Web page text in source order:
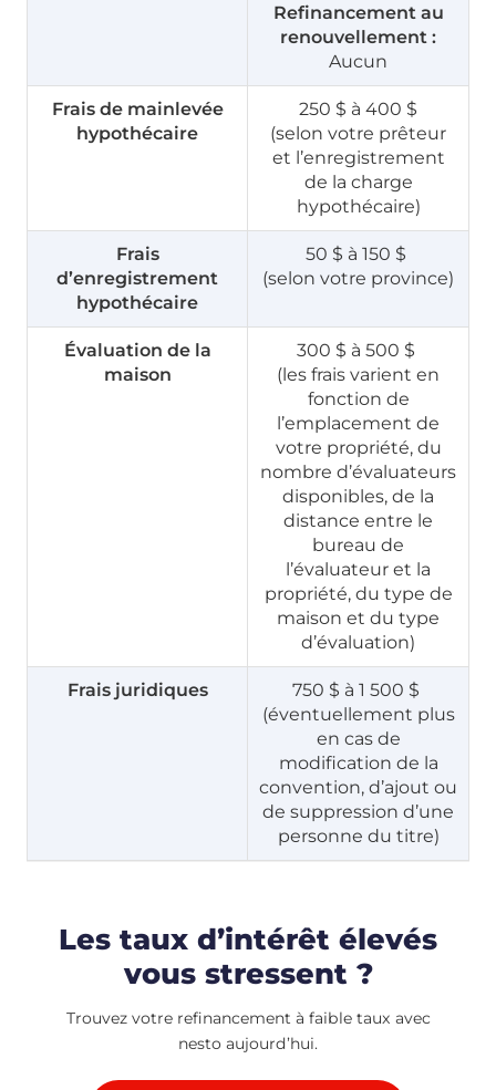
Refinancement au
renouvellement :
Aucun
Frais de mainlevée
hypothécaire
250 $ à 400 $
(selon votre prêteur
et l’enregistrement
de la charge
hypothécaire)
Frais
d’enregistrement
hypothécaire
50 $ à 150 $
(selon votre province)
Évaluation de la
maison
300 $ à 500 $
(les frais varient en
fonction de
l’emplacement de
votre propriété, du
nombre d’évaluateurs
disponibles, de la
distance entre le
bureau de
l’évaluateur et la
propriété, du type de
maison et du type
d’évaluation)
Frais juridiques
750 $ à 1 500 $
(éventuellement plus
en cas de
modification de la
convention, d’ajout ou
de suppression d’une
personne du titre)
Les taux d’intérêt élevés
vous stressent ?
Trouvez votre refinancement à faible taux avec
nesto aujourd’hui.